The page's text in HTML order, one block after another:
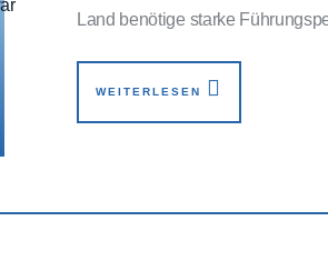
Land benötige starke
WEITERLESEN